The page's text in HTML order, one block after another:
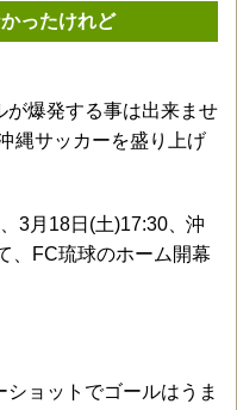
ったけれど
が爆発する事は出来ませ
縄サッカーを盛り上げ
3月18日(土)17:30、沖
、FC琉球のホーム開幕
ョットでゴールはうま